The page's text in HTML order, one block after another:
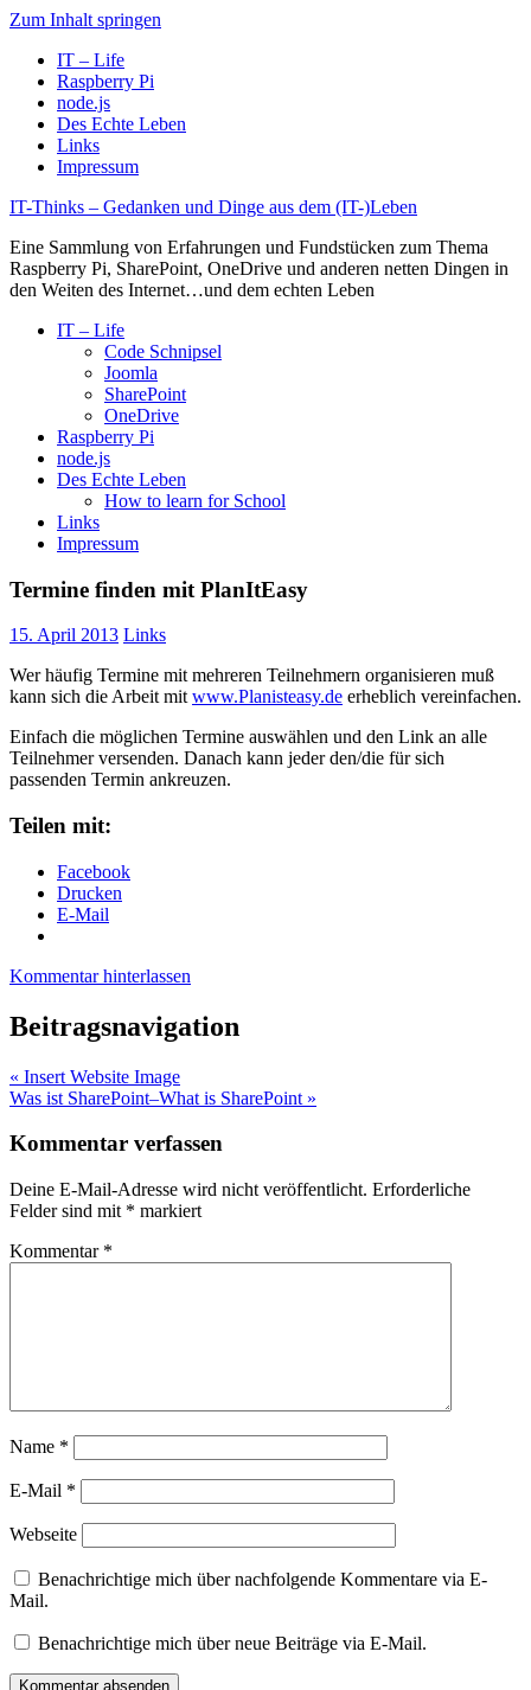
Zum Inhalt springen
IT – Life
Raspberry Pi
node.js
Des Echte Leben
Links
Impressum
IT-Thinks – Gedanken und Dinge aus dem (IT-)Leben
Eine Sammlung von Erfahrungen und Fundstücken zum Thema
Raspberry Pi, SharePoint, OneDrive und anderen netten Dingen in
den Weiten des Internet…und dem echten Leben
IT – Life
Code Schnipsel
Joomla
SharePoint
OneDrive
Raspberry Pi
node.js
Des Echte Leben
How to learn for School
Links
Impressum
Termine finden mit PlanItEasy
15. April 2013 Links
Wer häufig Termine mit mehreren Teilnehmern organisieren muß
kann sich die Arbeit mitwww.Planisteasy.de erheblich vereinfachen.
Einfach die möglichen Termine auswählen und den Link an alle
Teilnehmer versenden. Danach kann jeder den/die für sich
passenden Termin ankreuzen.
Teilen mit:
Facebook
Drucken
E-Mail
Kommentar hinterlassen
Beitragsnavigation
« Insert Website Image
Was ist SharePoint–What is SharePoint »
Kommentar verfassen
Deine E-Mail-Adresse wird nicht veröffentlicht. Erforderliche
Felder sind mit * markiert
Kommentar *
Name *
E-Mail *
Webseite
Benachrichtige mich über nachfolgende Kommentare via E-
Mail.
Benachrichtige mich über neue Beiträge via E-Mail.